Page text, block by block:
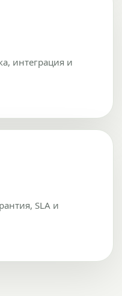
интеграция и
SLA и